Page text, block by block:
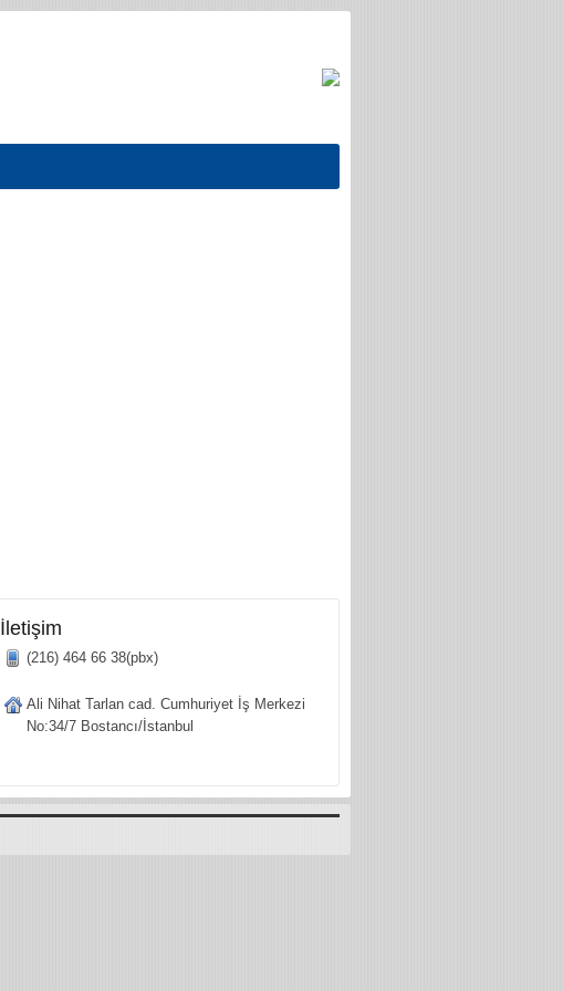
İletişim
(216) 464 66 38(pbx)
Ali Nihat Tarlan cad. Cumhuriyet İş Merkezi
No:34/7 Bostancı/İstanbul